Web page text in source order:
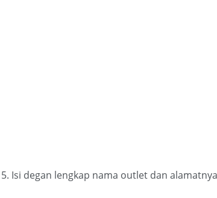
5. Isi degan lengkap nama outlet dan